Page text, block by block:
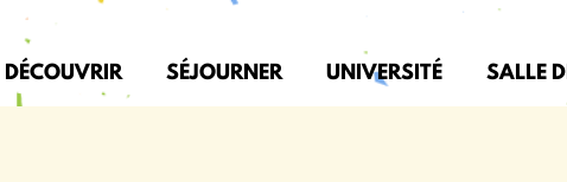
DÉCOUVRIR SÉJOURNER UNIVERSITÉ SALLE